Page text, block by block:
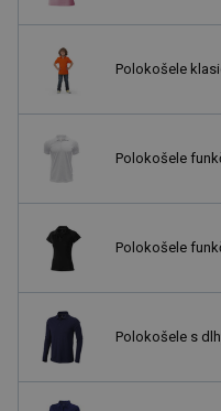
Polokošele
Polokošele
Polokošele
Polokošele s